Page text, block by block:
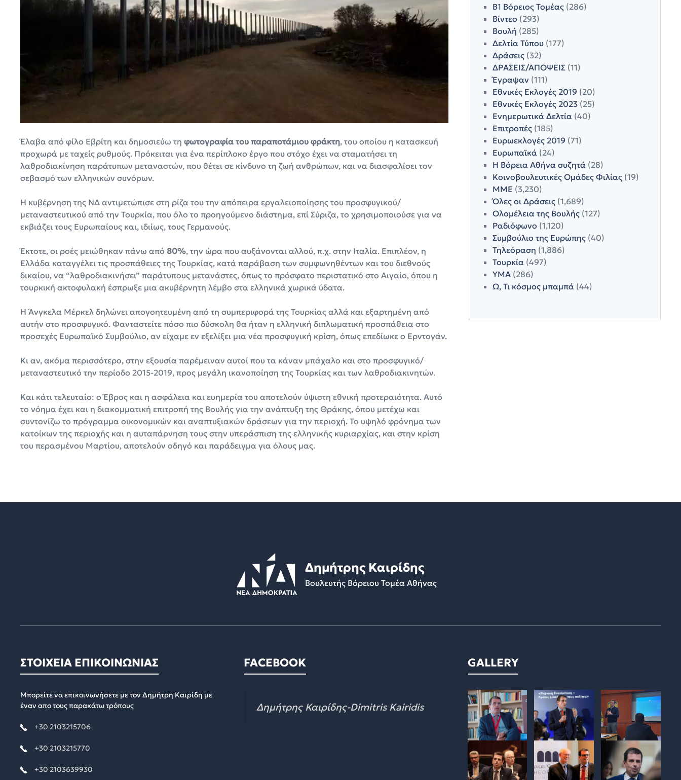
Έλαβα από φίλο Εβρίτη και δημοσιεύω τη φωτογραφία του παραποτάμιου φράκτη, του οποίου η κατασκευή
προχωρά με ταχείς ρυθμούς. Πρόκειται για ένα περίπλοκο έργο που στόχο έχει να σταματήσει τη
λαθροδιακίνηση παράτυπων μεταναστών, που θέτει σε κίνδυνο τη ζωή ανθρώπων, και να διασφαλίσει τον
σεβασμό των ελληνικών συνόρων.
Η κυβέρνηση της ΝΔ αντιμετώπισε στη ρίζα του την απόπειρα εργαλειοποίησης του προσφυγικού/
μεταναστευτικού από την Τουρκία, που όλο το προηγούμενο διάστημα, επί Σύριζα, το χρησιμοποιούσε για να
εκβιάζει τους Ευρωπαίους και, ιδιίως, τους Γερμανούς.
Έκτοτε, οι ροές μειώθηκαν πάνω από 80%, την ώρα που αυξάνονται αλλού, π.χ. στην Ιταλία. Επιπλέον, η
Ελλάδα καταγγέλει τις προσπάθειες της Τουρκίας, κατά παράβαση των συμφωνηθέντων και του διεθνούς
δικαίου, να “λαθροδιακινήσει” παράτυπους μετανάστες, όπως το πρόσφατο περιστατικό στο Αιγαίο, όπου η
τουρκική ακτοφυλακή έσπρωξε μια ακυβέρνητη λέμβο στα ελληνικά χωρικά ύδατα.
Η Άνγκελα Μέρκελ δηλώνει απογοητευμένη από τη συμπεριφορά της Τουρκίας αλλά και εξαρτημένη από
αυτήν στο προσφυγικό. Φανταστείτε πόσο πιο δύσκολη θα ήταν η ελληνική διπλωματική προσπάθεια στο
προσεχές Ευρωπαϊκό Συμβούλιο, αν είχαμε εν εξελίξει μια νέα προσφυγική κρίση, όπως επεδίωκε ο Ερντογάν.
Κι αν, ακόμα περισσότερο, στην εξουσία παρέμειναν αυτοί που τα κάναν μπάχαλο και στο προσφυγικό/
μεταναστευτικό την περίοδο 2015-2019, προς μεγάλη ικανοποίηση της Τουρκίας και των λαθροδιακινητών.
Και κάτι τελευταίο: ο Έβρος και η ασφάλεια και ευημερία του αποτελούν ύψιστη εθνική προτεραιότητα. Αυτό
το νόημα έχει και η διακομματική επιτροπή της Βουλής για την ανάπτυξη της Θράκης, όπου μετέχω και
συντονίζω το πρόγραμμα οικονομικών και αναπτυξιακών δράσεων για την περιοχή. Το υψηλό φρόνημα των
κατοίκων της περιοχής και η αυταπάρνηση τους στην υπεράσπιση της ελληνικής κυριαρχίας, και στην κρίση
του περασμένου Μαρτίου, αποτελούν οδηγό και παράδειγμα για όλους μας.
Β1 Βόρειος Τομέας(286)
Βίντεο (293)
Βουλή (285)
Δελτία Τύπου(177)
Δράσεις(32)
ΔΡΑΣΕΙΣ/ΑΠΟΨΕΙΣ(11)
Έγραψαν (111)
Εθνικές Εκλογές 2019 (20)
Εθνικές Εκλογές 2023(25)
Ενημερωτικά Δελτία(40)
Επιτροπές(185)
Ευρωεκλογές 2019 (71)
Ευρωπαϊκά(24)
Η Βόρεια Αθήνα συζητά(28)
Κοινοβουλευτικές Ομάδες Φιλίας(19)
ΜΜΕ (3,230)
Όλες οι Δράσεις(1,689)
Ολομέλεια της Βουλής(127)
Ραδιόφωνο (1,120)
Συμβούλιο της Ευρώπης(40)
Τηλεόραση (1,886)
Τουρκία(497)
ΥΜΑ(286)
Ω, Τι κόσμος μπαμπά(44)
Δημήτρης Καιρίδης
Βουλευτής Βόρειου Τομέα Αθήνας
ΣΤΟΙΧΕΙΑ ΕΠΙΚΟΙΝΩΝΙΑΣ
Μπορείτε να επικοινωνήσετε με τον Δημήτρη Καιρίδη με
έναν απο τους παρακάτω τρόπους
+30 2103215706
+30 2103215770
+30 2103639930
FACEBOOK
Δημήτρης Καιρίδης-Dimitris Kairidis
GALLERY